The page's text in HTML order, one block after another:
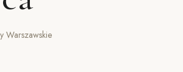
Warszawskie